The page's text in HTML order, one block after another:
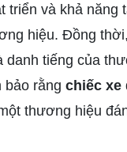
triển và khả năng
hiệu. Đồng
danh tiếng của
bảo rằng chiếc xe
thương hiệu